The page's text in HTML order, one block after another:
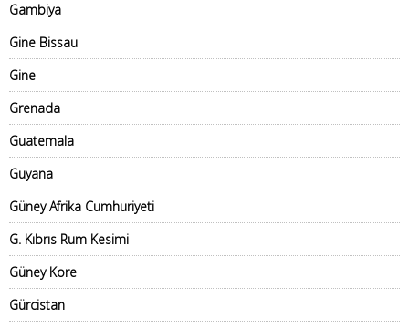
Gambiya
Gine Bissau
Gine
Grenada
Guatemala
Guyana
Güney Afrika Cumhuriyeti
G. Kıbrıs Rum Kesimi
Güney Kore
Gürcistan